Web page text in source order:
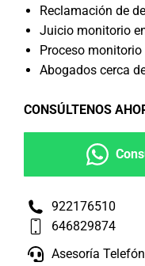
Reclamación de
Juicio monitorio
Proceso
Abogados cerca
CONSÚLTENOS
922176510
646829874
Asesoría